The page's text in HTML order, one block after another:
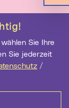
Sie jederzeit
/